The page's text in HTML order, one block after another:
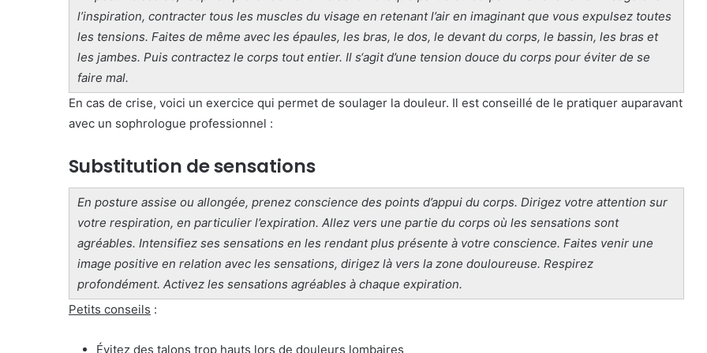
l’inspiration, contracter tous les muscles du visage en retenant l’air en imaginant que vous expulsez toutes
les tensions. Faites de même avec les épaules, les bras, le dos, le devant du corps, le bassin, les bras et
les jambes. Puis contractez le corps tout entier. Il s‘agit d’une tension douce du corps pour éviter de se
faire mal.
En cas de crise, voici un exercice qui permet de soulager la douleur. Il est conseillé de le pratiquer auparavant
avec un sophrologue professionnel :
Substitution de sensations
En posture assise ou allongée, prenez conscience des points d’appui du corps. Dirigez votre attention sur
votre respiration, en particulier l’expiration. Allez vers une partie du corps où les sensations sont
agréables. Intensifiez ses sensations en les rendant plus présente à votre conscience. Faites venir une
image positive en relation avec les sensations, dirigez là vers la zone douloureuse. Respirez
profondément. Activez les sensations agréables à chaque expiration.
Petits conseils :
Évitez des talons trop hauts lors de douleurs lombaires